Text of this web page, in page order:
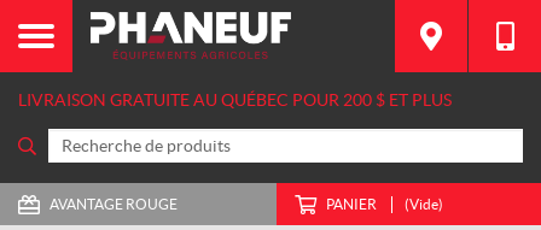
LIVRAISON GRATUITE AU QUÉBEC POUR 200 $ ET PLUS
AVANTAGE ROUGE PANIER (Vide)